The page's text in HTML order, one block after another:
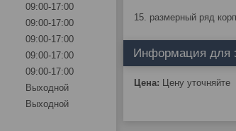
15. размерный ряд
Информация для
Цена: Цену уточняйте
09:00-17:00
09:00-17:00
09:00-17:00
09:00-17:00
09:00-17:00
Выходной
Выходной